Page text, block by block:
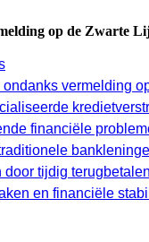
op de Zwarte
vermelding
financiële
tijdig
en financiële